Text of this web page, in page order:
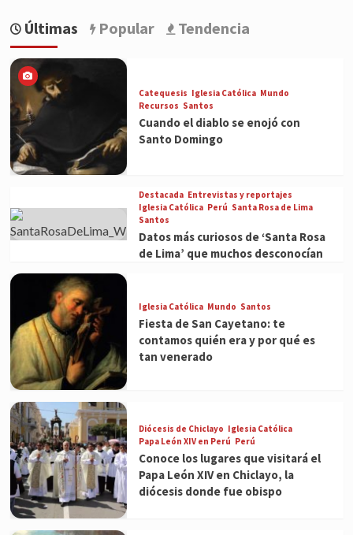
Últimas Popular Tendencia
Catequesis Iglesia Católica Mundo
Recursos Santos
Cuando el diablo se enojó con
Santo Domingo
Destacada Entrevistas y reportajes
Iglesia Católica Perú Santa Rosa de Lima
Santos
Datos más curiosos de ‘Santa Rosa
de Lima’ que muchos desconocían
Iglesia Católica Mundo Santos
Fiesta de San Cayetano: te
contamos quién era y por qué es
tan venerado
Diócesis de Chiclayo Iglesia Católica
Papa León XIV en Perú Perú
Conoce los lugares que visitará el
Papa León XIV en Chiclayo, la
diócesis donde fue obispo